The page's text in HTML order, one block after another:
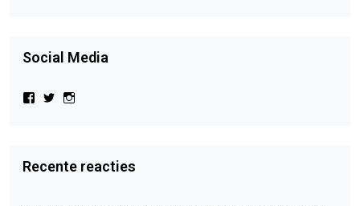
Social Media
Bekijk
Beauty-
147775071915783/?
Bekijk
op
Twitter
op
Instagram
Recente reacties